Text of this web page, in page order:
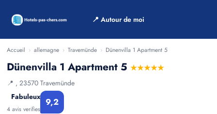
📍 Autour de moi
Accueil › allemagne › Travemünde › Dünenvilla 1 Apartment 5
Dünenvilla 1 Apartment 5 ★★★★★
📍 , 23570 Travemünde
Fabuleux
4 avis verifies
9,2